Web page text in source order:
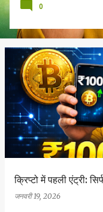
0
क्रिप्टो में पहली एंट्री:
जनवरी 19, 2026